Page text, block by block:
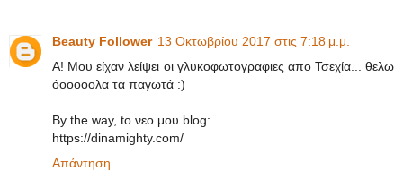
Beauty Follower 13 Οκτωβρίου 2017 στις 7:18 μ.μ.
Α! Μου είχαν λείψει οι γλυκοφωτογραφιες απο Τσεχία... θελω
όοοοοολα τα παγωτά :)
By the way, to νεο μου blog:
https://dinamighty.com/
Απάντηση